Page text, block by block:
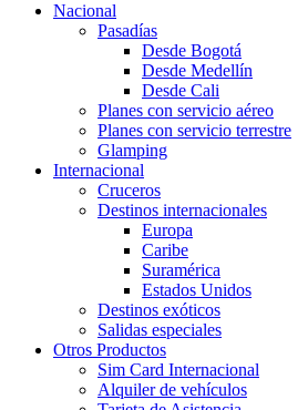
Nacional
Pasadías
Desde Bogotá
Desde Medellín
Desde Cali
Planes con servicio aéreo
Planes con servicio terrestre
Glamping
Internacional
Cruceros
Destinos internacionales
Europa
Caribe
Suramérica
Estados Unidos
Destinos exóticos
Salidas especiales
Otros Productos
Sim Card Internacional
Alquiler de vehículos